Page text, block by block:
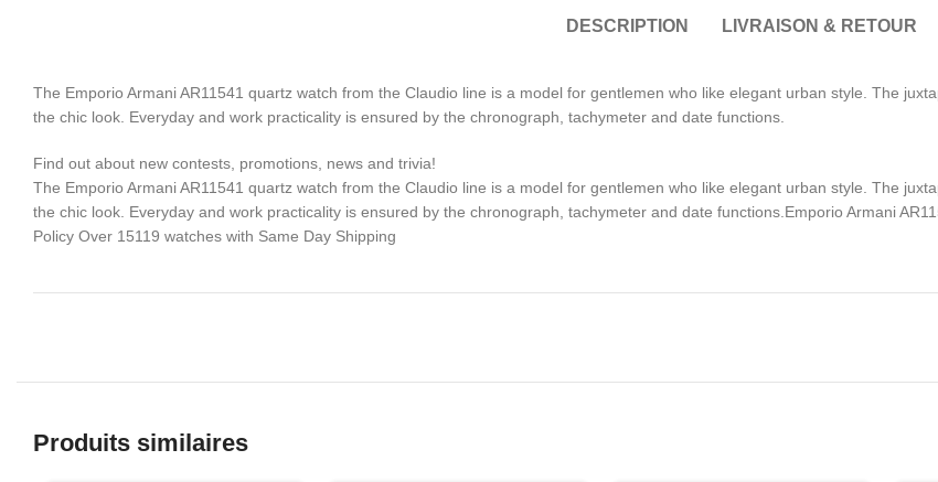
DESCRIPTION LIVRAISON & RETOUR
The Emporio Armani AR11541 quartz watch from the Claudio line is a model for gentlemen who like elegant urban style. The
the chic look. Everyday and work practicality is ensured by the chronograph, tachymeter and date functions.
Find out about new contests, promotions, news and trivia!
The Emporio Armani AR11541 quartz watch from the Claudio line is a model for gentlemen who like elegant urban style. The
the chic look. Everyday and work practicality is ensured by the chronograph, tachymeter and date functions.Emporio Armani
Policy Over 15119 watches with Same Day Shipping
Produits similaires